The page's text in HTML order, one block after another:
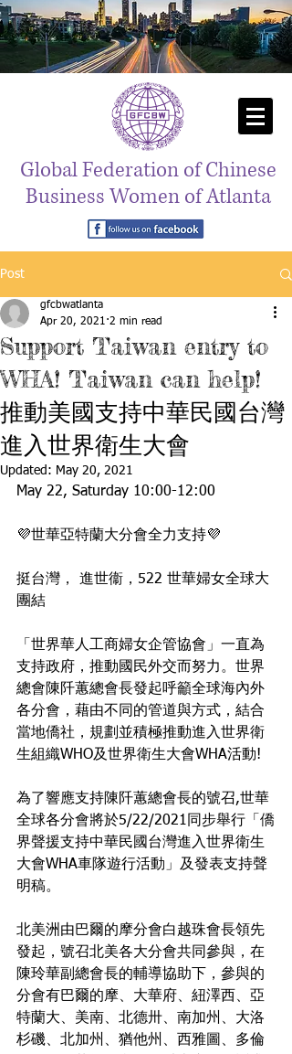
Global Federation of Chinese
Business Women of Atlanta
Post
Support Taiwan entry to
WHA! Taiwan can help!
推動美國支持中華民國台灣
進入世界衛生大會
gfcbwatlanta
Apr 20, 2021 2 min read
Updated: May 20, 2021
May 22, Saturday 10:00-12:00
💜世華亞特蘭大分會全力支持💜
挺台灣， 進世衞，522 世華婦女全球大
團結
「世界華人工商婦女企管協會」一直為
支持政府，推動國民外交而努力。世界
總會陳阡蕙總會長發起呼籲全球海內外
各分會，藉由不同的管道與方式，結合
當地僑社，規劃並積極推動進入世界衛
生組織WHO及世界衛生大會WHA活動!
為了響應支持陳阡蕙總會長的號召,世華
全球各分會將於5/22/2021同步舉行「僑
界聲援支持中華民國台灣進入世界衛生
大會WHA車隊遊行活動」及發表支持聲
明稿。
北美洲由巴爾的摩分會白越珠會長領先
發起，號召北美各大分會共同參與，在
陳玲華副總會長的輔導協助下，參與的
分會有巴爾的摩、大華府、紐澤西、亞
特蘭大、美南、北德卅、南加州、大洛
杉磯、北加州、猶他州、西雅圖、多倫